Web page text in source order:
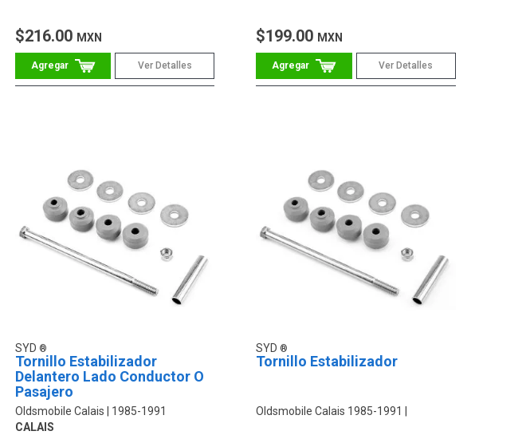
$216.00 MXN
Ver Detalles
$199.00 MXN
Ver Detalles
SYD
Tornillo Estabilizador
Delantero Lado Conductor O
Pasajero
Oldsmobile Calais
1985-1991
CALAIS
SYD
Tornillo Estabilizador
Oldsmobile Calais 1985-1991